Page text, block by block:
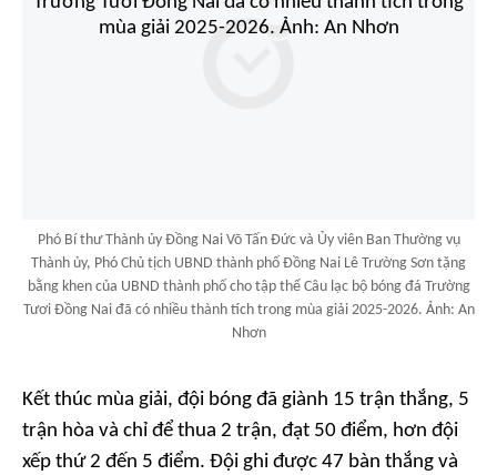
Phó Bí thư Thành ủy Đồng Nai Võ Tấn Đức và Ủy viên Ban Thường vụ
Thành ủy, Phó Chủ tịch UBND thành phố Đồng Nai Lê Trường Sơn tặng
bằng khen của UBND thành phố cho tập thể Câu lạc bộ bóng đá Trường
Tươi Đồng Nai đã có nhiều thành tích trong mùa giải 2025-2026. Ảnh: An
Nhơn
Kết thúc mùa giải, đội bóng đã giành 15 trận thắng, 5
trận hòa và chỉ để thua 2 trận, đạt 50 điểm, hơn đội
xếp thứ 2 đến 5 điểm. Đội ghi được 47 bàn thắng và